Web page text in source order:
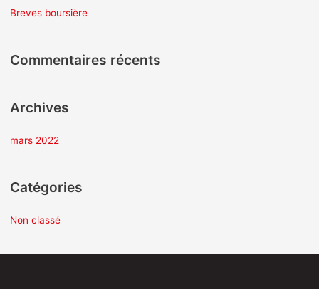
e
Breves boursière
Commentaires récents
Archives
mars 2022
Catégories
Non classé